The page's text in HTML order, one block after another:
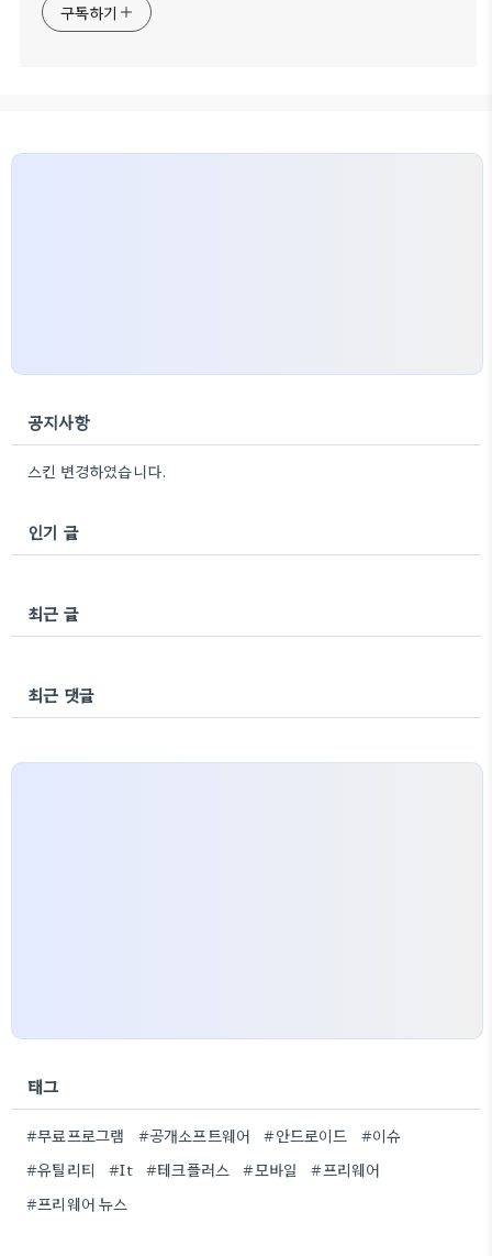
구독하기
공지사항
스킨 변경하였습니다.
인기 글
최근 글
최근 댓글
태그
#무료프로그램 #공개소프트웨어 #안드로이드
#이슈
#유틸리티
#It #테크플러스 #모바일
#프리웨어
#프리웨어 뉴스